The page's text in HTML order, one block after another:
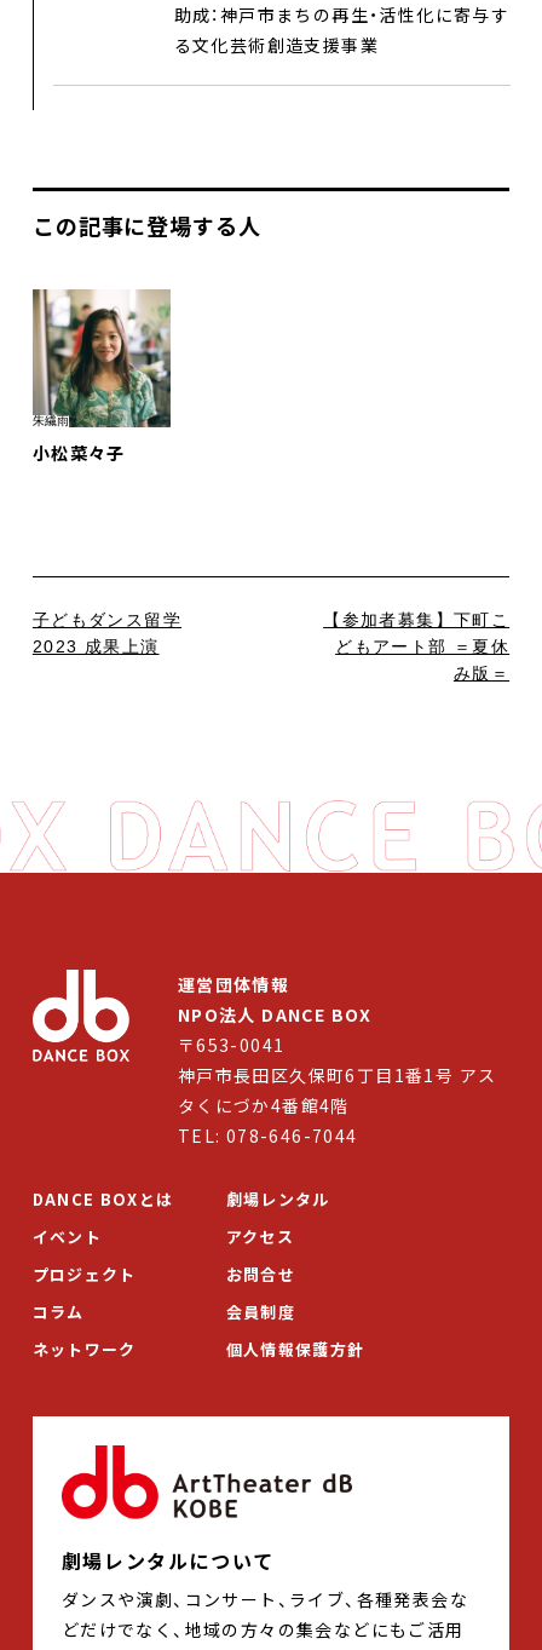
プロジェクト
コラム
助成：神戸市まちの再生・活性化に寄与す
る文化芸術創造支援事業
この記事に登場する人
朱繊雨
小松菜々子
子どもダンス留学
2023 成果上演
【参加者募集】下町こ
どもアート部 ＝夏休
み版＝
運営団体情報
NPO法人 DANCE BOX
〒653-0041
神戸市長田区久保町6丁目1番1号 アス
タくにづか4番館4階
TEL: 078-646-7044
DANCE BOXとは
イベント
プロジェクト
コラム
ネットワーク
劇場レンタル
アクセス
お問合せ
会員制度
個人情報保護方針
劇場レンタルについて
ダンスや演劇、コンサート、ライブ、各種発表会な
どだけでなく、地域の方々の集会などにもご活用